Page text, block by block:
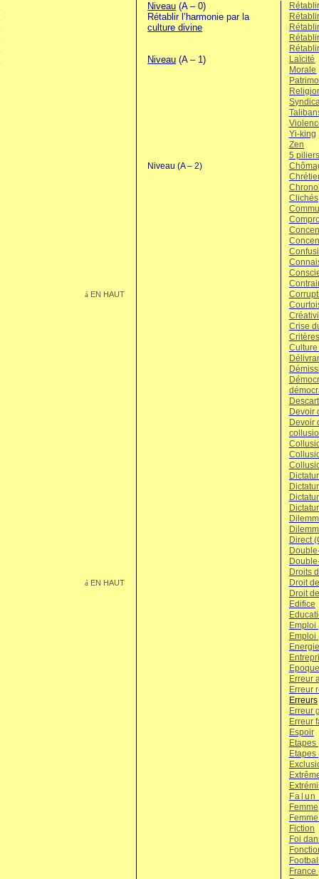
Niveau (A – 0)
Rétablir l’harmonie par la
culture divine
Niveau (A – 1)
Laïcité
Morale
Yi-king
Zen
5 piliers
Niveau (A – 2)
Clichés
á EN HAUT
Crise
Devoir
Devoir
Direct
Droits
á EN HAUT
Droit
Droit
Edifice
Emploi
Emploi
Erreur
Erreur
Erreurs
Erreur
Erreur
Espoir
Etapes
Etapes
Falun
Femme
Fiction
Foi
France